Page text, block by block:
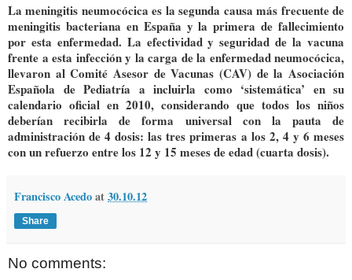
La meningitis neumocócica es la segunda causa más frecuente de
meningitis bacteriana en España y la primera de fallecimiento
por esta enfermedad. La efectividad y seguridad de la vacuna
frente a esta infección y la carga de la enfermedad neumocócica,
llevaron al Comité Asesor de Vacunas (CAV) de la Asociación
Española de Pediatría a incluirla como ‘sistemática’ en su
calendario oficial en 2010, considerando que todos los niños
deberían recibirla de forma universal con la pauta de
administración de 4 dosis: las tres primeras a los 2, 4 y 6 meses
con un refuerzo entre los 12 y 15 meses de edad (cuarta dosis).
Francisco Acedoat30.10.12
Share
No comments: